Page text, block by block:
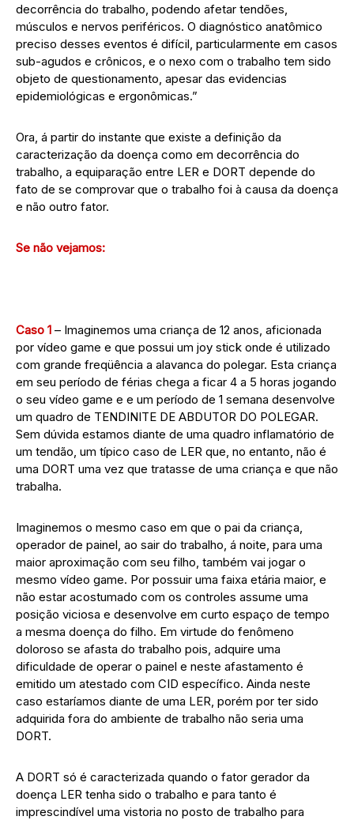
decorrência do trabalho, podendo afetar tendões,
músculos e nervos periféricos. O diagnóstico anatômico
preciso desses eventos é difícil, particularmente em casos
sub-agudos e crônicos, e o nexo com o trabalho tem sido
objeto de questionamento, apesar das evidencias
epidemiológicas e ergonômicas.”
Ora, á partir do instante que existe a definição da
caracterização da doença como em decorrência do
trabalho, a equiparação entre LER e DORT depende do
fato de se comprovar que o trabalho foi à causa da doença
e não outro fator.
Se não vejamos:
Caso 1 – Imaginemos uma criança de 12 anos, aficionada
por vídeo game e que possui um joy stick onde é utilizado
com grande freqüência a alavanca do polegar. Esta criança
em seu período de férias chega a ficar 4 a 5 horas jogando
o seu vídeo game e e um período de 1 semana desenvolve
um quadro de TENDINITE DE ABDUTOR DO POLEGAR.
Sem dúvida estamos diante de uma quadro inflamatório de
um tendão, um típico caso de LER que, no entanto, não é
uma DORT uma vez que tratasse de uma criança e que não
trabalha.
Imaginemos o mesmo caso em que o pai da criança,
operador de painel, ao sair do trabalho, á noite, para uma
maior aproximação com seu filho, também vai jogar o
mesmo vídeo game. Por possuir uma faixa etária maior, e
não estar acostumado com os controles assume uma
posição viciosa e desenvolve em curto espaço de tempo
a mesma doença do filho. Em virtude do fenômeno
doloroso se afasta do trabalho pois, adquire uma
dificuldade de operar o painel e neste afastamento é
emitido um atestado com CID específico. Ainda neste
caso estaríamos diante de uma LER, porém por ter sido
adquirida fora do ambiente de trabalho não seria uma
DORT.
A DORT só é caracterizada quando o fator gerador da
doença LER tenha sido o trabalho e para tanto é
imprescindível uma vistoria no posto de trabalho para